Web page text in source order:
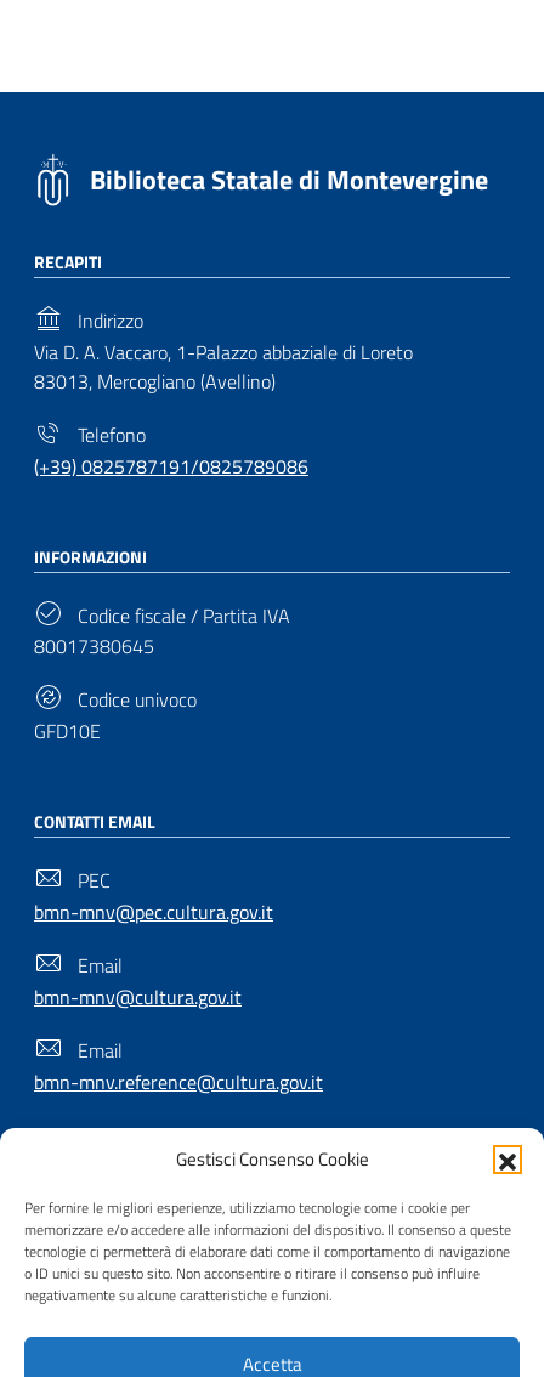
Gestisci Consenso Cookie
Per fornire le migliori esperienze, utilizziamo tecnologie come i cookie per
memorizzare e/o accedere alle informazioni del dispositivo. Il consenso a queste
tecnologie ci permetterà di elaborare dati come il comportamento di navigazione
o ID unici su questo sito. Non acconsentire o ritirare il consenso può influire
negativamente su alcune caratteristiche e funzioni.
Accetta
Biblioteca Statale di Montevergine
RECAPITI
Indirizzo
Via D. A. Vaccaro, 1-Palazzo abbaziale di Loreto
83013, Mercogliano (Avellino)
Telefono
(+39) 0825787191/0825789086
INFORMAZIONI
Codice fiscale / Partita IVA
80017380645
Codice univoco
GFD10E
CONTATTI EMAIL
PEC
bmn-mnv@pec.cultura.gov.it
Email
bmn-mnv@cultura.gov.it
Email
bmn-mnv.reference@cultura.gov.it
Useful Links Section
Privacy | Cookie policy | Contatti |
accessibilità | Crediti | Nota di copyright | Realizzato da